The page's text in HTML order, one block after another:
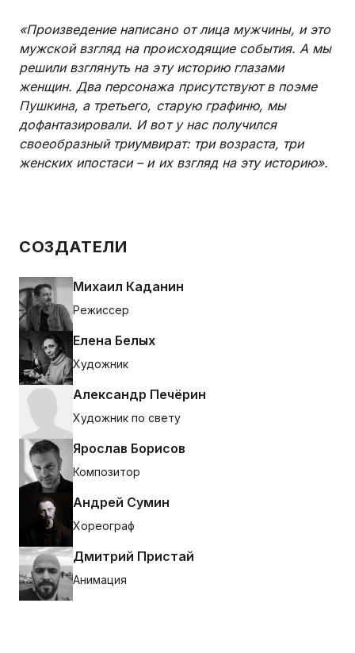
«Произведение написано от лица мужчины, и это
мужской взгляд на происходящие события. А мы
решили взглянуть на эту историю глазами
женщин. Два персонажа присутствуют в поэме
Пушкина, а третьего, старую графиню, мы
дофантазировали. И вот у нас получился
своеобразный триумвират: три возраста, три
женских ипостаси – и их взгляд на эту историю».
СОЗДАТЕЛИ
Михаил Каданин
Режиссер
Елена Белых
Художник
Александр Печёрин
Художник по свету
Ярослав Борисов
Композитор
Андрей Сумин
Хореограф
Дмитрий Пристай
Анимация